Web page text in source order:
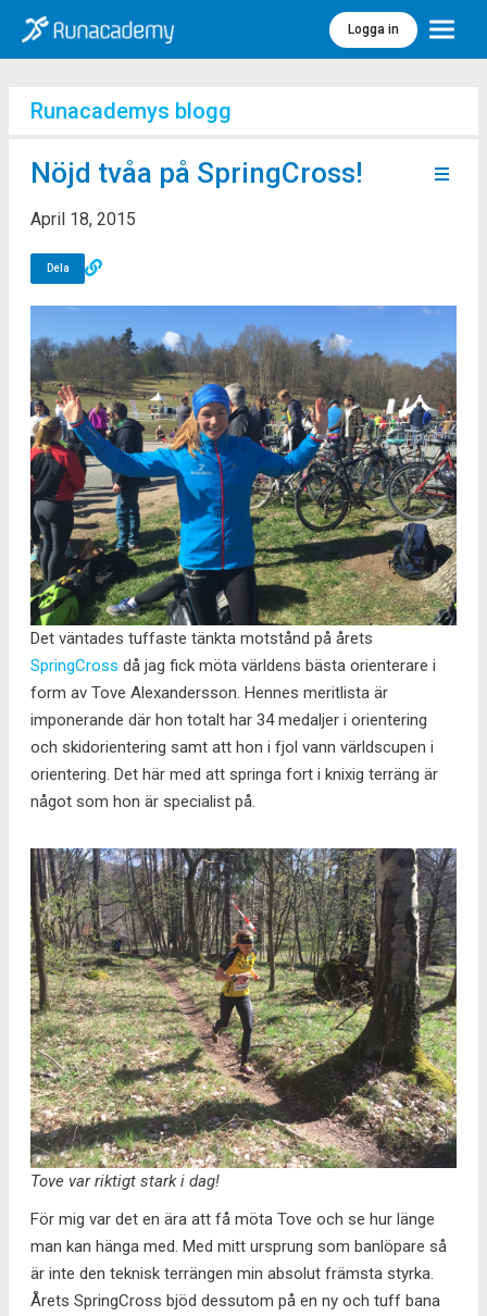
Logga in Meny
Runacademys blogg
Nöjd tvåa på SpringCross!
April 18, 2015
Dela
Det väntades tuffaste tänkta motstånd på årets
SpringCross då jag fick möta världens bästa orienterare i
form av Tove Alexandersson. Hennes meritlista är
imponerande där hon totalt har 34 medaljer i orientering
och skidorientering samt att hon i fjol vann världscupen i
orientering. Det här med att springa fort i knixig terräng är
något som hon är specialist på.
Tove var riktigt stark i dag!
För mig var det en ära att få möta Tove och se hur länge
man kan hänga med. Med mitt ursprung som banlöpare så
är inte den teknisk terrängen min absolut främsta styrka.
Årets SpringCross bjöd dessutom på en ny och tuff bana